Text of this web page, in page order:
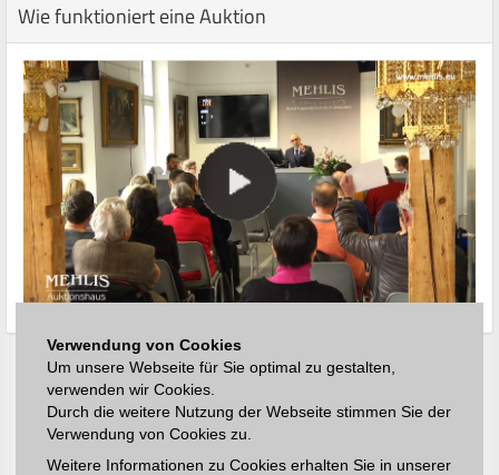
Verwendung von Cookies
Um unsere Webseite für Sie optimal zu gestalten,
verwenden wir Cookies.
Durch die weitere Nutzung der Webseite stimmen Sie der
Verwendung von Cookies zu.
Weitere Informationen zu Cookies erhalten Sie in unserer
Wie funktioniert eine Auktion